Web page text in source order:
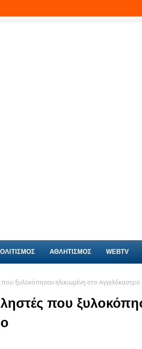
ΑΘΛΗΤΙΣΜΟΣ WEBTV
ξυλοκόπησαν ηλικιωμένη στο Αγγελόκαστρο
που